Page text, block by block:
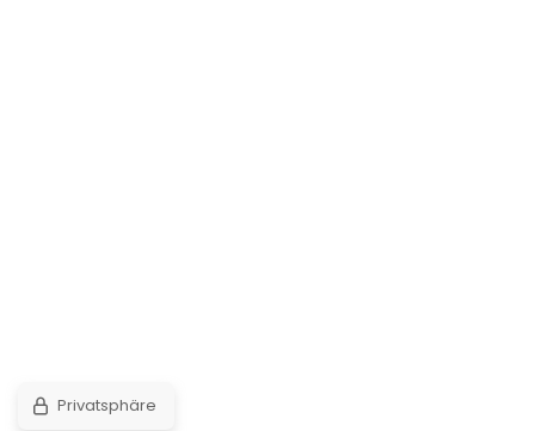
Privatsphäre